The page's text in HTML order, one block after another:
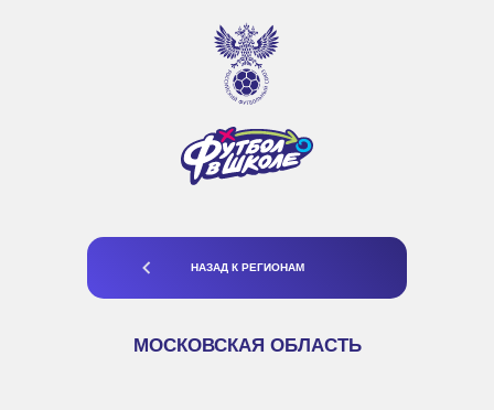
НАЗАД К РЕГИОНАМ
МОСКОВСКАЯ ОБЛАСТЬ